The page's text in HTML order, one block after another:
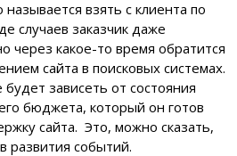
взять с клиента по
случаев заказчик даже
через какое-то время обратится
сайта в поисковых системах.
зависеть от состояния
бюджета, который он готов
сайта. Это, можно сказать,
развития событий.